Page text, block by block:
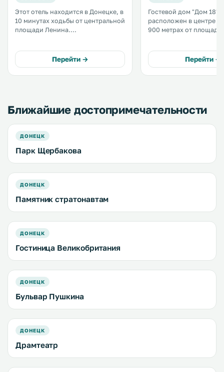
Этот отель находится в Донецке, в
10 минутах ходьбы от центральной
площади Ленина.
несколько минут ходьбы. .
Перейти →
Гостевой дом "Дом 18"
расположен в центре
900 метрах от площади
круглосуточная стойка
регистрации. .
Перейти →
Ближайшие достопримечательности
ДОНЕЦК
Парк Щербакова
ДОНЕЦК
Памятник стратонавтам
ДОНЕЦК
Гостиница Великобритания
ДОНЕЦК
Бульвар Пушкина
ДОНЕЦК
Драмтеатр